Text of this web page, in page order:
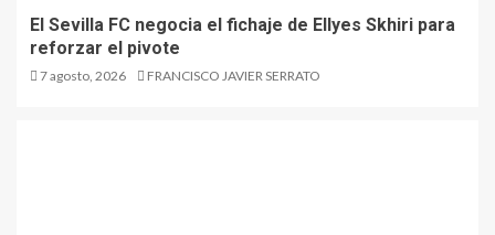
El Sevilla FC negocia el fichaje de Ellyes Skhiri para
reforzar el pivote
7 agosto, 2026 FRANCISCO JAVIER SERRATO